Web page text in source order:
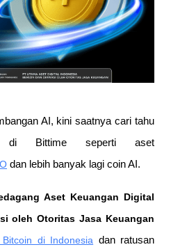
AI, kini saatnya cari tahu
di Bittime seperti aset
dan lebih banyak lagi coin AI.
Aset Keuangan Digital
oleh Otoritas Jasa Keuangan
Bitcoin di Indonesia dan ratusan